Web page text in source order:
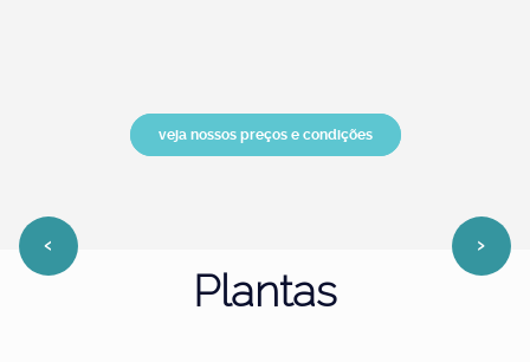
veja nossos preços e condições
Plantas
‹ ›